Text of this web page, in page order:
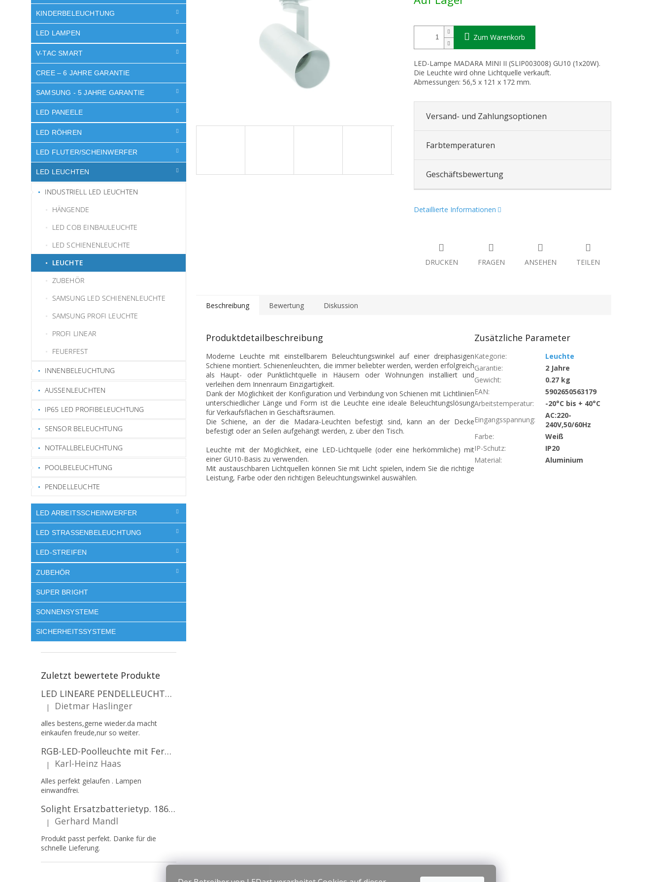
e
KINDERBELEUCHTUNG
LED LAMPEN
V-TAC SMART
CREE – 6 JAHRE GARANTIE
SAMSUNG - 5 JAHRE GARANTIE
LED PANEELE
LED RÖHREN
LED FLUTER/SCHEINWERFER
LED LEUCHTEN
INDUSTRIELL LED LEUCHTEN
HÄNGENDE
LED COB EINBAULEUCHTE
LED SCHIENENLEUCHTE
LEUCHTE
ZUBEHÖR
SAMSUNG LED SCHIENENLEUCHTE
SAMSUNG PROFI LEUCHTE
PROFI LINEAR
FEUERFEST
INNENBELEUCHTUNG
AUSSENLEUCHTEN
IP65 LED PROFIBELEUCHTUNG
SENSOR BELEUCHTUNG
NOTFALLBELEUCHTUNG
POOLBELEUCHTUNG
PENDELLEUCHTE
LED ARBEITSSCHEINWERFER
LED STRASSENBELEUCHTUNG
LED-STREIFEN
ZUBEHÖR
SUPER BRIGHT
SONNENSYSTEME
SICHERHEITSSYSTEME
Zuletzt bewertete Produkte
LED LINEARE PENDELLEUCHTE EXECULINE 120CM, 30W, 3750LM, 96°, 4000K, IP20, WEISS [207806]
Die Produktbewertung beträgt 5 von 5 Sternen.
| Dietmar Haslinger
alles bestens,gerne wieder.da macht
einkaufen freude,nur so weiter.
RGB-LED-Poolleuchte mit Fernbedienung, 12W, 1260lm, PAR56, 12V, 1+1 gratis!
Die Produktbewertung beträgt 5 von 5 Sternen.
| Karl-Heinz Haas
Alles perfekt gelaufen . Lampen
einwandfrei.
Solight Ersatzbatterietyp. 18650, 3,7 V, Li-Ion, 2200 mAh [WN900]
Die Produktbewertung beträgt 5 von 5 Sternen.
| Gerhard Mandl
Produkt passt perfekt. Danke für die
schnelle Lieferung.
Zum Warenkorb
LED-Lampe MADARA MINI II (SLIP003008) GU10 (1x20W).
Die Leuchte wird ohne Lichtquelle verkauft.
Abmessungen: 56,5 x 121 x 172 mm.
Versand- und Zahlungsoptionen
Farbtemperaturen
Geschäftsbewertung
Detaillierte Informationen
DRUCKEN FRAGEN ANSEHEN TEILEN
Beschreibung Bewertung Diskussion
Produktdetailbeschreibung
Moderne Leuchte mit einstellbarem Beleuchtungswinkel auf einer dreiphasigen
Schiene montiert. Schienenleuchten, die immer beliebter werden, werden erfolgreich
als Haupt- oder Punktlichtquelle in Häusern oder Wohnungen installiert und
verleihen dem Innenraum Einzigartigkeit.
Dank der Möglichkeit der Konfiguration und Verbindung von Schienen mit Lichtlinien
unterschiedlicher Länge und Form ist die Leuchte eine ideale Beleuchtungslösung
für Verkaufsflächen in Geschäftsräumen.
Die Schiene, an der die Madara-Leuchten befestigt sind, kann an der Decke
befestigt oder an Seilen aufgehängt werden, z. über den Tisch.
Leuchte mit der Möglichkeit, eine LED-Lichtquelle (oder eine herkömmliche) mit
einer GU10-Basis zu verwenden.
Mit austauschbaren Lichtquellen können Sie mit Licht spielen, indem Sie die richtige
Leistung, Farbe oder den richtigen Beleuchtungswinkel auswählen.
Zusätzliche Parameter
Kategorie:
Leuchte
Garantie:
2 Jahre
Gewicht:
0.27 kg
EAN:
5902650563179
Arbeitstemperatur:
-20°C bis + 40°C
Eingangsspannung:
AC:220-
240V,50/60Hz
Farbe:
Weiß
IP-Schutz:
IP20
Material: Aluminium